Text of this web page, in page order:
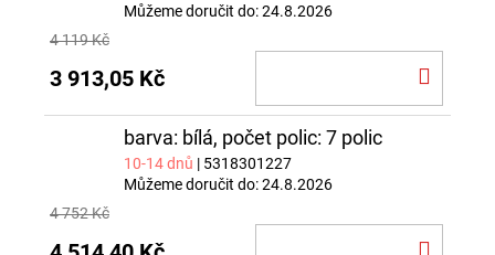
Můžeme doručit do:24.8.2026
4 119 Kč
3 913,05 Kč
barva: bílá, počet polic: 7 polic
10-14 dnů | 5318301227
Můžeme doručit do:24.8.2026
4 752 Kč